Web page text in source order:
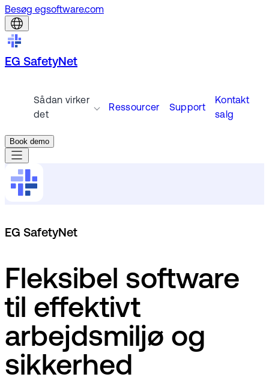
Besøg egsoftware.com
EG SafetyNet
Sådan virker
det
Ressourcer Support
Kontakt
salg
Book demo
EG SafetyNet
Fleksibel software
til effektivt
arbejdsmiljø og
sikkerhed